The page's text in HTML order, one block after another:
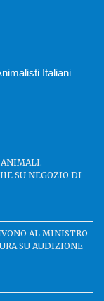
Italiani
SU NEGOZIO DI
AL MINISTRO
SU AUDIZIONE